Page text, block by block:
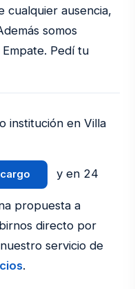
cualquier ausencia,
somos
Pedí tu
institución en Villa
y en 24
propuesta a
directo por
servicio de
.